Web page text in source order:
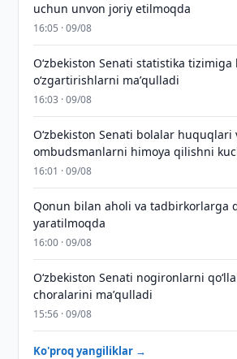
uchun unvon joriy etilmoqda
16:05 · 09/08
Oʻzbekiston Senati statistika
oʻzgartirishlarni maʼqulladi
16:03 · 09/08
Oʻzbekiston Senati bolalar huquqlari
ombudsmanlarni himoya qilishni
16:01 · 09/08
Qonun bilan aholi va tadbirkorlarga
yaratilmoqda
16:00 · 09/08
Oʻzbekiston Senati nogironlarni
choralarini maʼqulladi
15:56 · 09/08
Ko'proq yangiliklar →